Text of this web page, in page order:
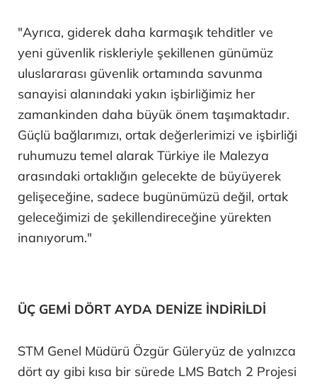
"Ayrıca, giderek daha karmaşık tehditler ve
yeni güvenlik riskleriyle şekillenen günümüz
uluslararası güvenlik ortamında savunma
sanayisi alanındaki yakın işbirliğimiz her
zamankinden daha büyük önem taşımaktadır.
Güçlü bağlarımızı, ortak değerlerimizi ve işbirliği
ruhumuzu temel alarak Türkiye ile Malezya
arasındaki ortaklığın gelecekte de büyüyerek
gelişeceğine, sadece bugünümüzü değil, ortak
geleceğimizi de şekillendireceğine yürekten
inanıyorum."
ÜÇ GEMİ DÖRT AYDA DENİZE İNDİRİLDİ
STM Genel Müdürü Özgür Güleryüz de yalnızca
dört ay gibi kısa bir sürede LMS Batch 2 Projesi